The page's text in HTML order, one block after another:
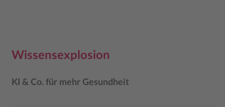
Wissensexplosion
KI & Co. für mehr Gesundheit